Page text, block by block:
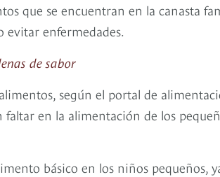
que se encuentran en la canasta
evitar enfermedades.
de sabor
según el portal de
faltar en la alimentación de los
básico en los niños pequeños,